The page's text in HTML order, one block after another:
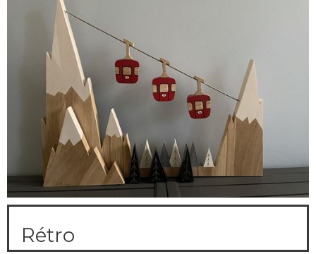
Rétro